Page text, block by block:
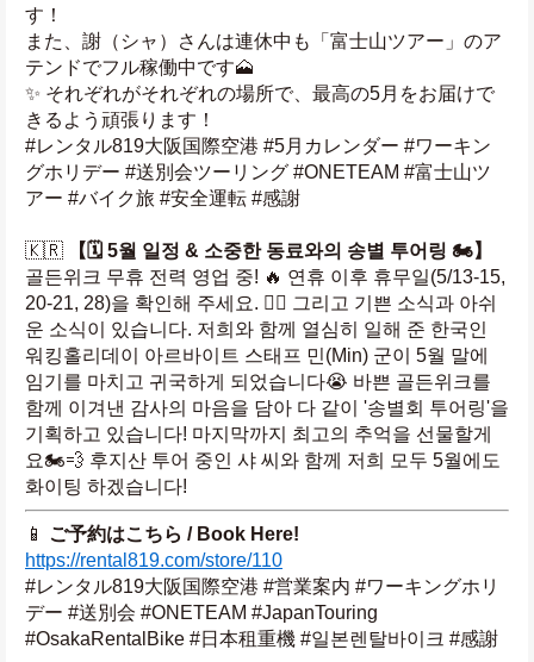
す！
また、謝（シャ）さんは連休中も「富士山ツアー」のア
テンドでフル稼働中です🗻
✨ それぞれがそれぞれの場所で、最高の5月をお届けで
きるよう頑張ります！
#レンタル819大阪国際空港 #5月カレンダー #ワーキン
グホリデー #送別会ツーリング #ONETEAM #富士山ツ
アー #バイク旅 #安全運転 #感謝
🇰🇷
【🗓️ 5월 일정 & 소중한 동료와의 송별 투어링 🏍️】
골든위크 무휴 전력 영업 중! 🔥 연휴 이후 휴무일(5/13-15,
20-21, 28)을 확인해 주세요. 🙇‍♂️ 그리고 기쁜 소식과 아쉬
운 소식이 있습니다. 저희와 함께 열심히 일해 준 한국인
워킹홀리데이 아르바이트 스태프 민(Min) 군이 5월 말에
임기를 마치고 귀국하게 되었습니다😭 바쁜 골든위크를
함께 이겨낸 감사의 마음을 담아 다 같이 '송별회 투어링'을
기획하고 있습니다! 마지막까지 최고의 추억을 선물할게
요🏍️💨 후지산 투어 중인 샤 씨와 함께 저희 모두 5월에도
화이팅 하겠습니다!
📱 ご予約はこちら / Book Here!
https://rental819.com/store/110
#レンタル819大阪国際空港 #営業案内 #ワーキングホリ
デー #送別会 #ONETEAM #JapanTouring
#OsakaRentalBike #日本租重機 #일본렌탈바이크 #感謝